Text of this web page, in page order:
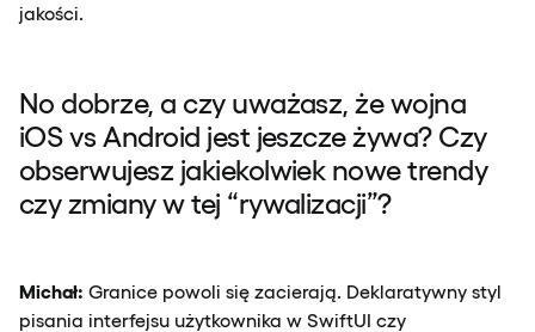
jakości.
No dobrze, a czy uważasz, że wojna
iOS vs Android jest jeszcze żywa? Czy
obserwujesz jakiekolwiek nowe trendy
czy zmiany w tej “rywalizacji”?
Michał: Granice powoli się zacierają. Deklaratywny styl
pisania interfejsu użytkownika w SwiftUI czy